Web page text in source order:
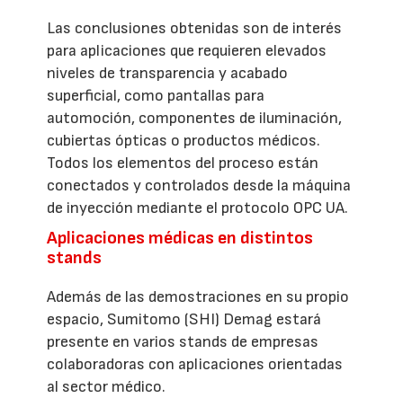
Las conclusiones obtenidas son de interés
para aplicaciones que requieren elevados
niveles de transparencia y acabado
superficial, como pantallas para
automoción, componentes de iluminación,
cubiertas ópticas o productos médicos.
Todos los elementos del proceso están
conectados y controlados desde la máquina
de inyección mediante el protocolo OPC UA.
Aplicaciones médicas en distintos
stands
Además de las demostraciones en su propio
espacio, Sumitomo (SHI) Demag estará
presente en varios stands de empresas
colaboradoras con aplicaciones orientadas
al sector médico.